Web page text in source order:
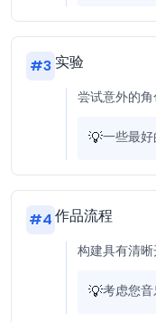
#3 实验
尝试意外的
💡一些最
#4作品流程
构建具有清
💡考虑您